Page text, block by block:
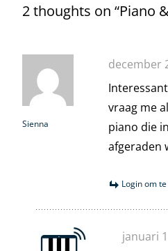
2 thoughts on “Piano
Sienna
december
vraag me
piano die
afgeraden
Login om
januari